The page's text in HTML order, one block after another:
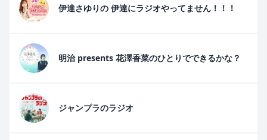
伊達さゆりの 伊達にラジオやってません！！！
明治 presents 花澤香菜のひとりでできるかな？
ジャンプラのラジオ